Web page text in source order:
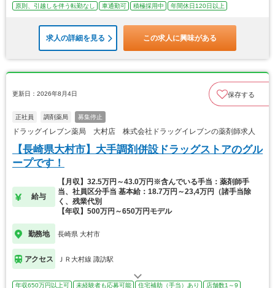
原則、引越しを伴う転勤なし 車通勤可 積極採用中 年間休日120日以上
求人の詳細を見る この求人に興味がある
更新日：2026年8月4日 保存する
正社員 調剤薬局 募集停止
ドラッグイレブン薬局 大村店 株式会社ドラッグイレブンの薬剤師求人
【長崎県大村市】大手調剤併設ドラッグストアのグル
ープです！
給与
【月収】32.5万円～43.0万円※含んでいる手当：薬剤師手
当、社員区分手当 基本給：18.7万円～23,4万円（諸手当除
く、残業代別
【年収】500万円～650万円モデル
勤務地 長崎県 大村市
アクセス ＪＲ大村線 諏訪駅
年収650万円以上可 未経験者も応募可能 住宅補助（手当）あり
店舗数1～9